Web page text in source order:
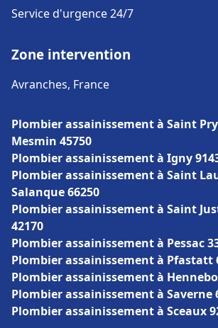
Service d'urgence 24/7
Zone intervention
Avranches, France
Plombier assainissement à Saint
Mesmin 45750
Plombier assainissement à Igny
Plombier assainissement à Saint
Salanque 66250
Plombier assainissement à Saint
42170
Plombier assainissement à Pessac
Plombier assainissement à Pfastatt
Plombier assainissement à
Plombier assainissement à Saverne
Plombier assainissement à Sceaux